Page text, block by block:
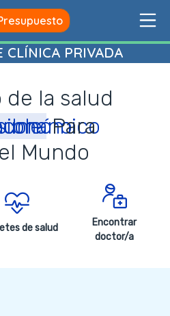
CLÍNICA PRIVADA
de la salud
Para
Mundo
de salud
Encontrar
doctor/a